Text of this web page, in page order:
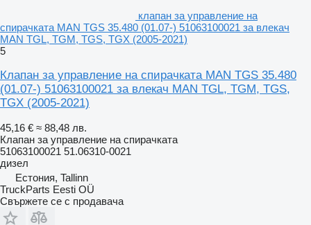
клапан за управление на
спирачката MAN TGS 35.480 (01.07-) 51063100021 за влекач
MAN TGL, TGM, TGS, TGX (2005-2021)
5
Клапан за управление на спирачката MAN TGS 35.480
(01.07-) 51063100021 за влекач MAN TGL, TGM, TGS,
TGX (2005-2021)
45,16 € ≈ 88,48 лв.
Клапан за управление на спирачката
51063100021 51.06310-0021
дизел
Естония, Tallinn
TruckParts Eesti OÜ
Свържете се с продавача